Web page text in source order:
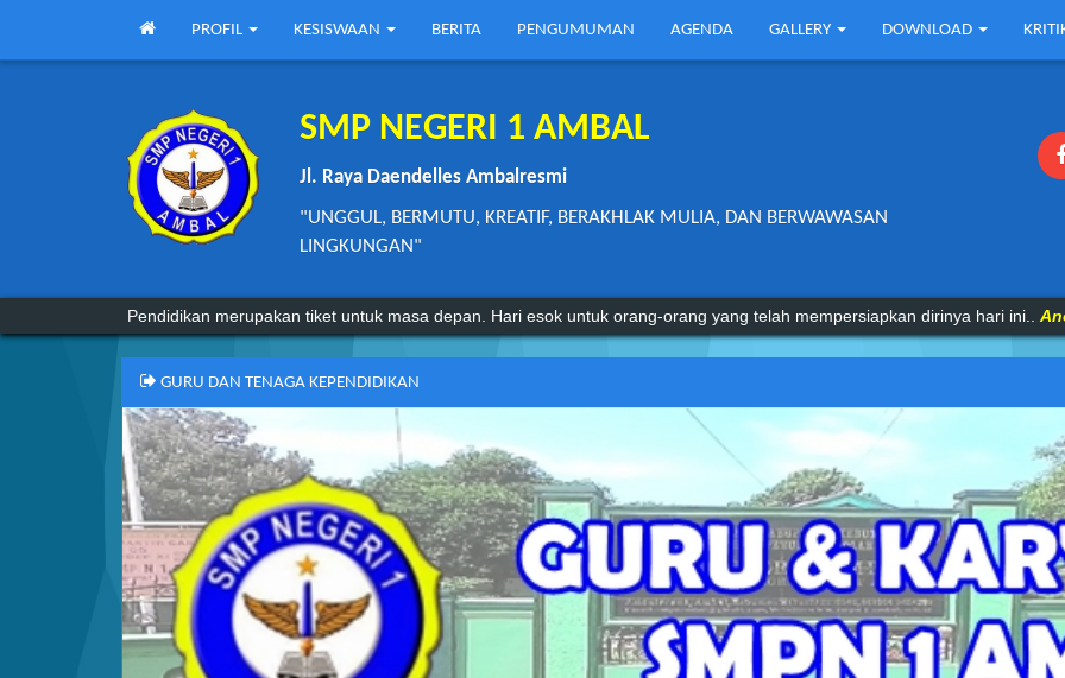
PROFIL KESISWAAN BERITA PENGUMUMAN AGENDA GALLERY DOWNLOAD
SMP NEGERI 1 AMBAL
Jl. Raya Daendelles Ambalresmi
"UNGGUL, BERMUTU, KREATIF, BERAKHLAK MULIA, DAN BERWAWASAN
LINGKUNGAN"
Pendidikan merupakan tiket untuk masa depan. Hari esok untuk orang-orang yang telah mempersiapkan dirinya hari ini..
Agama tanpa ilmu pengetahuan adalah buta. Dan ilmu pengetahuan tanpa agama adalah lumpuh.Anonim
GURU DAN TENAGA KEPENDIDIKAN